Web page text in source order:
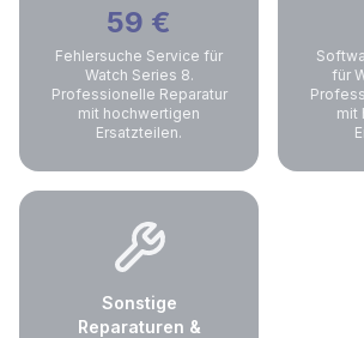
59 €
Fehlersuche Service für
Watch Series 8.
Professionelle Reparatur
mit hochwertigen
Ersatzteilen.
für
mit
Sonstige
Reparaturen &